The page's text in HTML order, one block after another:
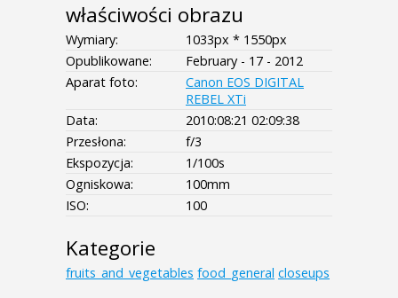
właściwości obrazu
Wymiary:
1033px * 1550px
Opublikowane:
February - 17 - 2012
Aparat foto:
Canon EOS DIGITAL
REBEL XTi
Data:
2010:08:21 02:09:38
Przesłona:
f/3
Ekspozycja:
1/100s
Ogniskowa:
100mm
ISO:
100
Kategorie
fruits_and_vegetables food_general closeups